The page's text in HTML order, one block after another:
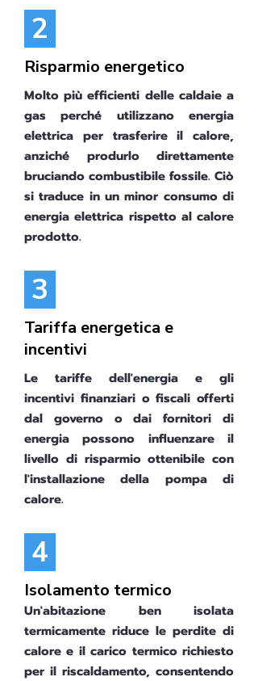
2
Risparmio energetico
Molto più efficienti delle caldaie a
gas perché utilizzano energia
elettrica per trasferire il calore,
anziché produrlo direttamente
bruciando combustibile fossile. Ciò
si traduce in un minor consumo di
energia elettrica rispetto al calore
prodotto.
3
Tariffa energetica e
incentivi
Le tariffe dell'energia e gli
incentivi finanziari o fiscali offerti
dal governo o dai fornitori di
energia possono influenzare il
livello di risparmio ottenibile con
l'installazione della pompa di
calore.
4
Isolamento termico
Un'abitazione ben isolata
termicamente riduce le perdite di
calore e il carico termico richiesto
per il riscaldamento, consentendo